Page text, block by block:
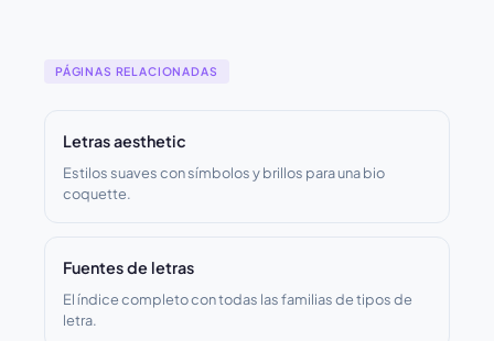
PÁGINAS RELACIONADAS
Letras aesthetic
Estilos suaves con símbolos y brillos para una bio
coquette.
Fuentes de letras
El índice completo con todas las familias de tipos de
letra.